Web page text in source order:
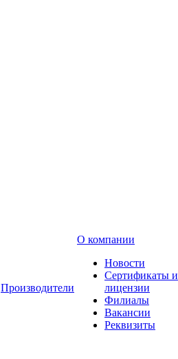
Производители
О компании
Новости
Сертификаты и
лицензии
Филиалы
Вакансии
Реквизиты